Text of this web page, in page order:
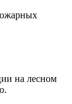
на лесном